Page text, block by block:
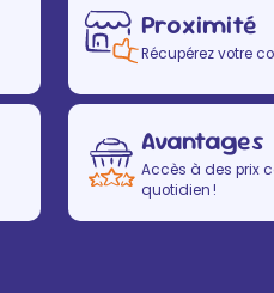
Proximité
Récupérez votre
Avantages
Accès à des prix
quotidien !